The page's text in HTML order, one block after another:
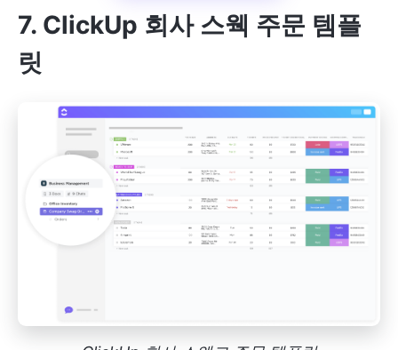
7. ClickUp 회사 스웩 주문 템플
릿